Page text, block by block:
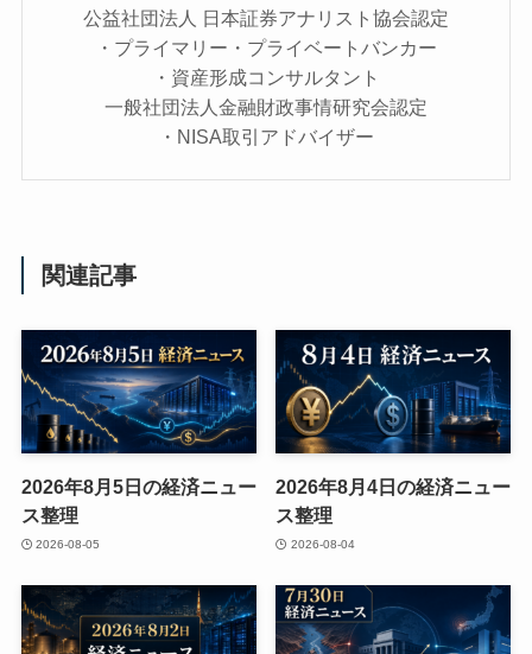
公益社団法人 日本証券アナリスト協会認定
・プライマリー・プライベートバンカー
・資産形成コンサルタント
一般社団法人金融財政事情研究会認定
・NISA取引アドバイザー
関連記事
2026年8月5日の経済ニュー
ス整理
2026-08-05
2026年8月4日の経済ニュー
ス整理
2026-08-04